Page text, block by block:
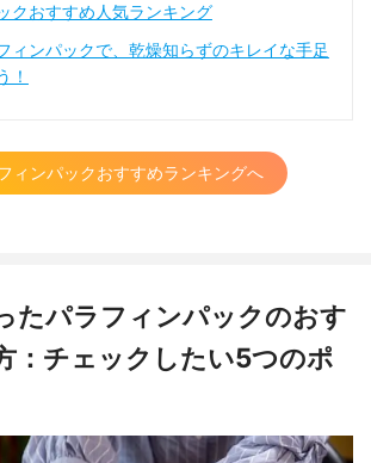
クおすすめ人気ランキング
ィンパックで、乾燥知らずのキレイな手足
！
ィンパックおすすめランキングへ
たパラフィンパックのおす
：チェックしたい5つのポ